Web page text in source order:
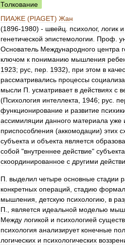
Толкование
ПИАЖЕ (PIAGET) Жан
(1896-1980) - швейц психолог, логик и
генетической эпистемологии Проф
Основатель Международного центра
ключом к пониманию мышления
1923; рус пер 1932), при этом в
рассматривались процессы
мысли П усматривает в действиях с
(Психология интеллекта 1946; рус
функционирование и развитие
ассимиляции данного материала уже
приспособления (аккомодации) этих
субъекта и объекта является
собой "внутреннее действие" субъекта
скоординированное с другими
П выделил четыре основные стадии
конкретных операций стадию
мышления
детскую психологию в
П
является идеальной моделью
Между логикой и психологией
психология анализирует конечные
логических и психологических